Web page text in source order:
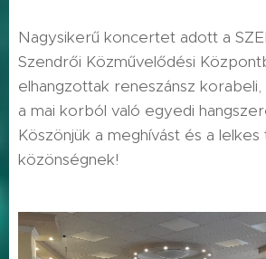
Nagysikerű koncertet adott a
Szendrői Közművelődési
elhangzottak reneszánsz
a mai korból való egyedi
Köszönjük a meghívást és a lelkes
közönségnek!